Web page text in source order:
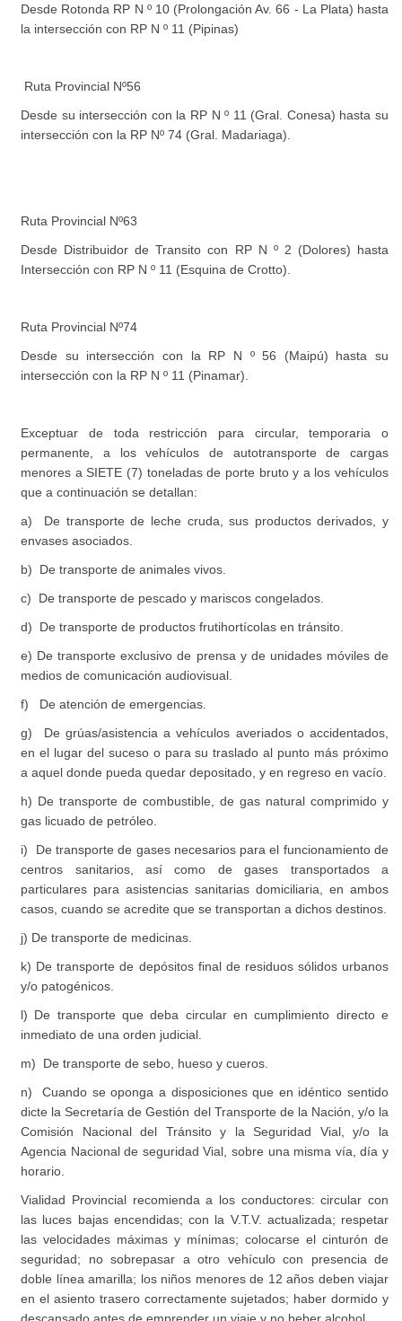
Desde Rotonda RP N º 10 (Prolongación Av. 66 - La Plata) hasta
la intersección con RP N º 11 (Pipinas)
Ruta Provincial Nº56
Desde su intersección con la RP N º 11 (Gral. Conesa) hasta su
intersección con la RP Nº 74 (Gral. Madariaga).
Ruta Provincial Nº63
Desde Distribuidor de Transito con RP N º 2 (Dolores) hasta
Intersección con RP N º 11 (Esquina de Crotto).
Ruta Provincial Nº74
Desde su intersección con la RP N º 56 (Maipú) hasta su
intersección con la RP N º 11 (Pinamar).
Exceptuar de toda restricción para circular, temporaria o
permanente, a los vehículos de autotransporte de cargas
menores a SIETE (7) toneladas de porte bruto y a los vehículos
que a continuación se detallan:
a) De transporte de leche cruda, sus productos derivados, y
envases asociados.
b) De transporte de animales vivos.
c) De transporte de pescado y mariscos congelados.
d) De transporte de productos frutihortícolas en tránsito.
e) De transporte exclusivo de prensa y de unidades móviles de
medios de comunicación audiovisual.
f) De atención de emergencias.
g) De grúas/asistencia a vehículos averiados o accidentados,
en el lugar del suceso o para su traslado al punto más próximo
a aquel donde pueda quedar depositado, y en regreso en vacío.
h) De transporte de combustible, de gas natural comprimido y
gas licuado de petróleo.
i) De transporte de gases necesarios para el funcionamiento de
centros sanitarios, así como de gases transportados a
particulares para asistencias sanitarias domiciliaria, en ambos
casos, cuando se acredite que se transportan a dichos destinos.
j) De transporte de medicinas.
k) De transporte de depósitos final de residuos sólidos urbanos
y/o patogénicos.
l) De transporte que deba circular en cumplimiento directo e
inmediato de una orden judicial.
m) De transporte de sebo, hueso y cueros.
n) Cuando se oponga a disposiciones que en idéntico sentido
dicte la Secretaría de Gestión del Transporte de la Nación, y/o la
Comisión Nacional del Tránsito y la Seguridad Vial, y/o la
Agencia Nacional de seguridad Vial, sobre una misma vía, día y
horario.
Vialidad Provincial recomienda a los conductores: circular con
las luces bajas encendidas; con la V.T.V. actualizada; respetar
las velocidades máximas y mínimas; colocarse el cinturón de
seguridad; no sobrepasar a otro vehículo con presencia de
doble línea amarilla; los niños menores de 12 años deben viajar
en el asiento trasero correctamente sujetados; haber dormido y